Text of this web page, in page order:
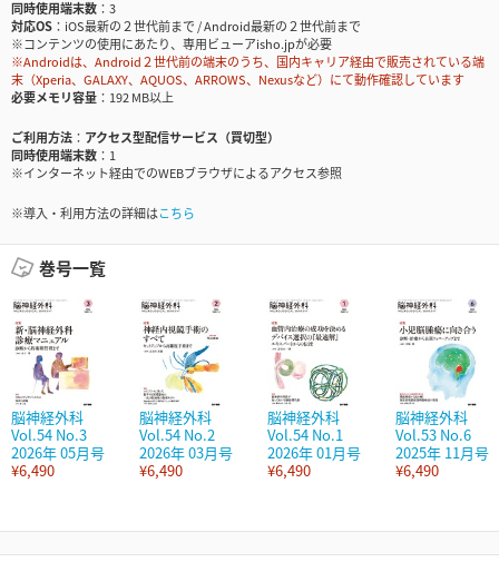
同時使用端末数
3
対応OS
iOS最新の２世代前まで / Android最新の２世代前まで
※コンテンツの使用にあたり、専用ビューアisho.jpが必要
※Androidは、Android２世代前の端末のうち、国内キャリア経由で販売されている端
末（Xperia、GALAXY、AQUOS、ARROWS、Nexusなど）にて動作確認しています
必要メモリ容量
192 MB以上
ご利用方法
アクセス型配信サービス（買切型）
同時使用端末数
1
※インターネット経由でのWEBブラウザによるアクセス参照
※導入・利用方法の詳細はこちら
巻号一覧
脳神経外科
Vol.54 No.3
2026年 05月号
¥6,490
脳神経外科
Vol.54 No.2
2026年 03月号
¥6,490
脳神経外科
Vol.54 No.1
2026年 01月号
¥6,490
脳神経外科
Vol.53 No.6
2025年 11月号
¥6,490